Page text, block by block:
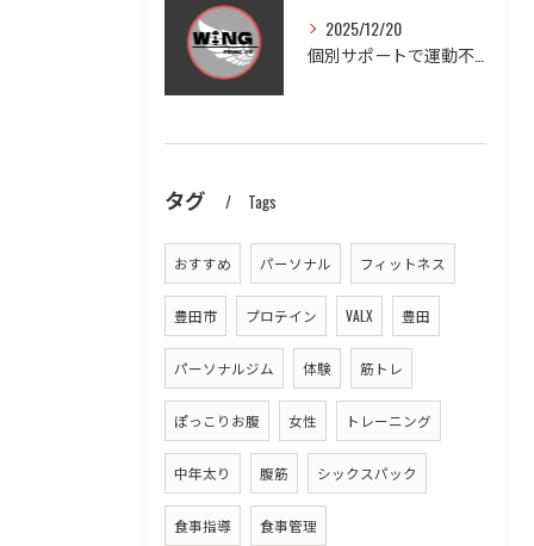
2025/12/20
タグ Tags
おすすめ パーソナル フィットネス
豊田市 プロテイン VALX 豊田
パーソナルジム 体験 筋トレ
ぽっこりお腹 女性 トレーニング
中年太り 腹筋 シックスパック
食事指導 食事管理